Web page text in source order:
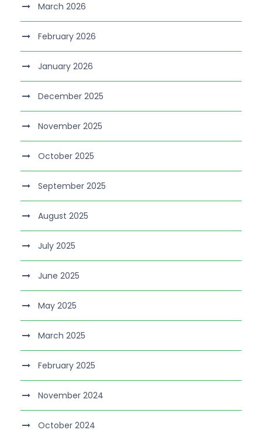
March 2026
February 2026
January 2026
December 2025
November 2025
October 2025
September 2025
August 2025
July 2025
June 2025
May 2025
March 2025
February 2025
November 2024
October 2024